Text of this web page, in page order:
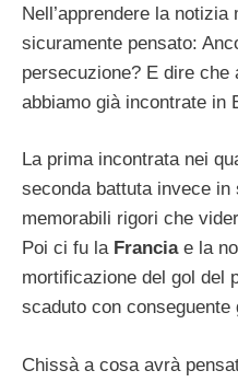
Nell’apprendere la
sicuramente pensato:
persecuzione? E dire che
abbiamo già incontrate in
La prima incontrata nei
seconda battuta invece in
memorabili rigori che
Poi ci fu la Francia e la
mortificazione del gol del
scaduto con conseguente
Chissà a cosa avrà